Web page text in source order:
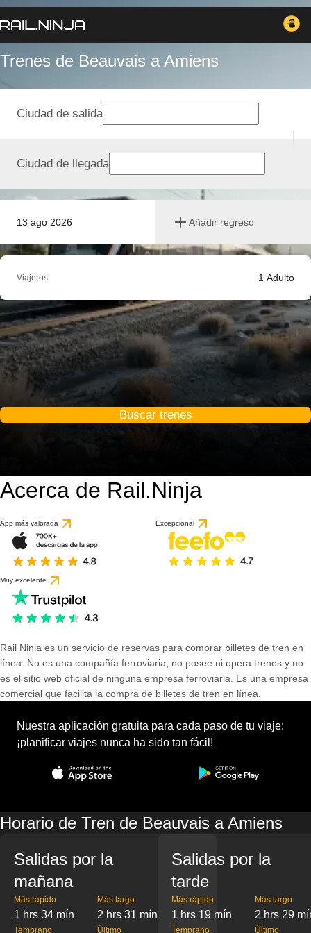
Trenes de Beauvais a Amiens
13 ago 2026 Añadir regreso
Ciudad de salida
Ciudad de llegada
Viajeros 1 Adulto
Buscar trenes
Acerca de Rail.Ninja
App más valorada Excepcional
Muy excelente
Rail Ninja es un servicio de reservas para comprar billetes de tren en
línea. No es una compañía ferroviaria, no posee ni opera trenes y no
es el sitio web oficial de ninguna empresa ferroviaria. Es una empresa
comercial que facilita la compra de billetes de tren en línea.
Nuestra aplicación gratuita para cada paso de tu viaje:
¡planificar viajes nunca ha sido tan fácil!
Horario de Tren de Beauvais a Amiens
Salidas por la
mañana
Más rápido
1 hrs 34 mín
Más largo
2 hrs 31 mín
Temprano Último
Salidas por la
tarde
Más rápido
1 hrs 19 mín
Más largo
2 hrs 29
Temprano Último